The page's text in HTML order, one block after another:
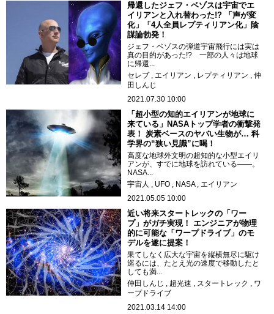
帰還したジェフ・ベゾスは宇宙でエ
イリアンと入れ替わった!? 「声が変
化」「4人全員レプティリアン化」陰
謀論勃発！
ジェフ・ベゾスの弾道宇宙飛行には実は
真の目的があった!? 一部の人々は地球
に帰還...
セレブ
エイリアン レプティリアン
仲
田しんじ
2021.07.30 10:00
「超小型の知的エイリアンが地球に
来ている」NASAトップ学者の衝撃発
表！ 炭素ベースのヤバい生物が… 科
学界の“狭い見識”に喝！
高度な地球外文明の超知的な小型エイリ
アンが、すでに地球を訪れている――。
NASA...
宇宙人
UFO NASA
エイリアン
2021.05.05 10:00
近い将来スタートレックの「ワー
プ」がガチ実現！ エンジニアが物理
的に可能な「ワープドライブ」のモ
デルを遂に提案！
果てしなく広大な宇宙を縦横無尽に駆け
巡るには、たとえ光の速度で移動したと
しても満...
仲田しんじ
超光速 スタートレック
ワ
ープドライブ
2021.03.14 14:00